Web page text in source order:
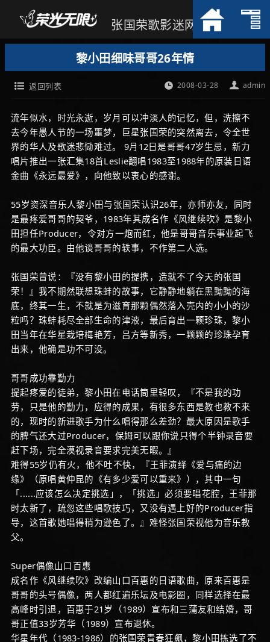
张国荣歌影迷网
黎小田细味哥哥26年情
admin
2008-03-28
返回列表
流年似水，时光永逝，岁月可以冲淡人的记忆，但，洗擦不
去今年愚人节的一场噩梦，巨星张国荣的突然离去，令全世
界的华人及歌迷悲恸难过。 9月12日是哥哥47岁生忌，新力
唱片推出一张汇集18首Leslie翻唱1983至1988年的原装日语
金曲《永远最爱》，向他致以衷心的感谢。
55岁资深音乐人黎小田与张国荣认识26年，亦师亦友，同时
是最疼爱哥哥的契爷，1983年其成名作《风继续吹》是黎小
田担任Producer，令对方一炮而红，他是哥哥音乐事业起飞
的最大功臣。由他谈哥哥的轶事，不作第二人选。
张国荣曾说：『没有黎小田的提携，造就不了今天的张国
荣！』我不期然联想珠蚌的故事，它静静地躺在黑黝黝的海
底，终其一生，不就是为滋育那颗偶然落入壳内的小小的沙
粒吗？珠蚌耗尽全部生命的津液，最后育出一颗珍珠，黎小
田当年在华星栽培梅艳芳，吕方等新秀，一颗颗的珍珠孕育
出来，他确是功不可没。
哥哥成功靠勤力
提起疼爱的徒弟，黎小田在电话筒里轻叹，『不是我的功
劳，只是他的勤力，应得的成果，有很多东西是教也教不来
的，现时的新进歌手为什么唱得那么差劲？最大原因是歌手
的脾气还大过Producer，保姆可以跟你说只得个半钟录音要
赶下场，完全漠视录音要求完美无暇。』
难得55岁仍有火，他不吐不快，『王菲演绎《爱与痛的边
缘》（原唱黄仲昆的《有多少爱可以重来》），其中一句
「......应该怎么决定挑选」，「挑选」必须要唱花腔，王菲那
时太新了，疏忽这些唱歌技巧，又没有遇上好的Producer指
导，这首歌她唱得稍为逊色了。』难怪张国荣视他为音乐教
父。
Super偶像山口百惠
成名作《风继续吹》改编山口百惠的日语歌曲，原来百惠是
哥哥的头号偶像，两人都红遍乐坛及电影圈，同样选择在最
高峰时引退，百惠于21岁（1989）宣布和三蒲友和结婚，哥
哥正值33岁芳华（1989）宣布退休。
华星年代（1983-1986）的张国荣青春狂飙，黎小田拣选了不